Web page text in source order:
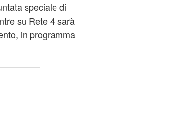
speciale di
su Rete 4 sarà
in programma